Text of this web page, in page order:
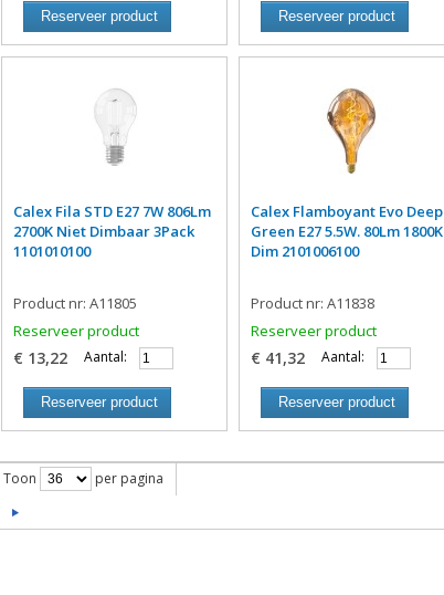
Reserveer product Reserveer product
Calex Fila STD E27 7W 806Lm
2700K Niet Dimbaar 3Pack
1101010100
Product nr: A11805
Reserveer product
€ 13,22 Aantal:
Reserveer product
Calex Flamboyant Evo Deep
Green E27 5.5W. 80Lm 1800K
Dim 2101006100
Product nr: A11838
Reserveer product
€ 41,32 Aantal:
Reserveer product
Toon
per pagina